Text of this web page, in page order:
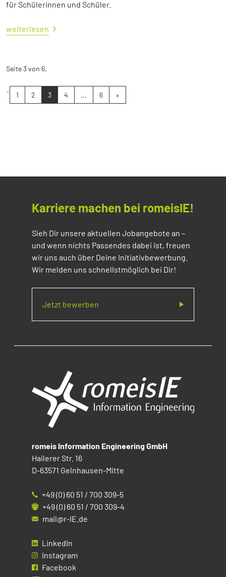
für Schülerinnen und Schüler.
weiterlesen
Seite 3 von 6.
« 1 2 3 4 ... 6 »
Karriere machen bei romeisIE!
Sieh Dir unsere aktuellen Jobangebote an –
und wenn nichts Passendes dabei ist, freuen
wir uns auch über Deine Initiativbewerbung.
Wir melden uns schnellstmöglich bei Dir!
Jetzt bewerben
romeis Information Engineering GmbH
Hailerer Str. 16
D-63571 Gelnhausen-Mitte
+49 (0) 60 51 / 700 309-5
+49 (0) 60 51 / 700 309-4
mail@r-IE.de
LinkedIn
Instagram
Facebook